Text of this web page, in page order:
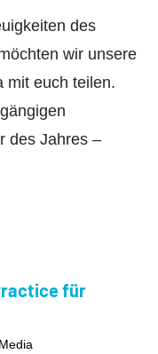
des
wir unsere
mit euch teilen.
des Jahres –
für